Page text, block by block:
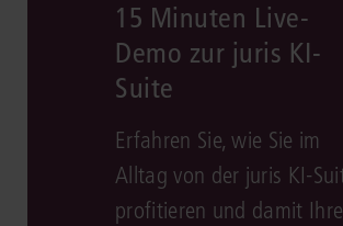
15 Minuten Live-
Demo zur juris KI-
Suite
Erfahren Sie, wie Sie im
Alltag von der juris KI-
profitieren und damit Ihre